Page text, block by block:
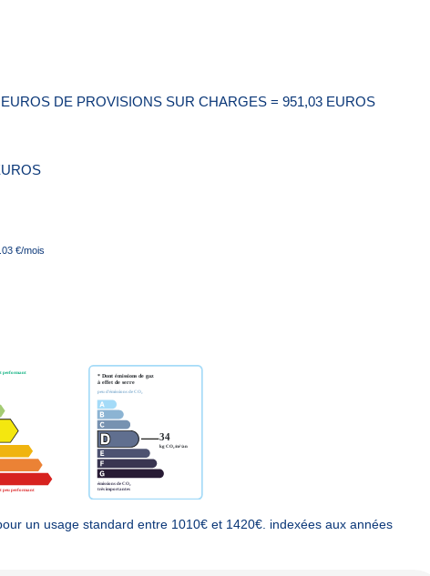
DE PROVISIONS SUR CHARGES = 951,03 EUROS
€/mois
un usage standard entre 1010€ et 1420€. indexées aux années